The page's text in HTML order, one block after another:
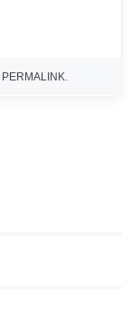
PERMALINK.